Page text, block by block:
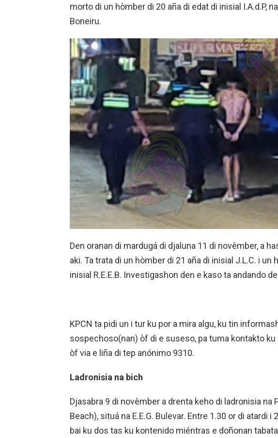
morto di un hòmber di 20 aña di edat di inisial I.A.d.P,
Boneiru.
Den oranan di mardugá di djaluna 11 di novèmber, a
aki. Ta trata di un hòmber di 21 aña di inisial J.L.C. i un
inisial R.E.E.B. Investigashon den e kaso ta andando
KPCN ta pidi un i tur ku por a mira algu, ku tin
sospechoso(nan) òf di e suseso, pa tuma kontakto ku
òf via e liña di tep anónimo 9310.
Ladronisia na bich
Djasabra 9 di novèmber a drenta keho di ladronisia na
Beach), situá na E.E.G. Bulevar. Entre 1.30 or di atardi i
bai ku dos tas ku kontenido miéntras e doñonan